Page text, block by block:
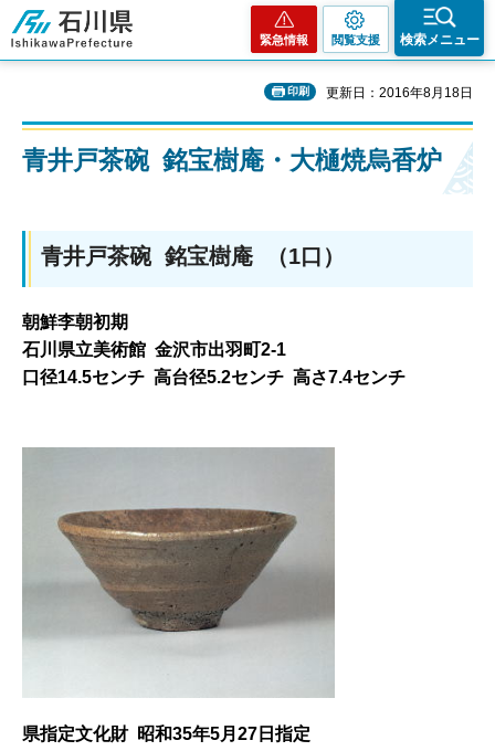
石川県
緊急情報 閲覧支援 検索メニュー
印刷 更新日：2016年8月18日
青井戸茶碗 銘宝樹庵・大樋焼烏香炉
青井戸茶碗 銘宝樹庵 （1口）
朝鮮李朝初期
石川県立美術館 金沢市出羽町2-1
口径14.5センチ 高台径5.2センチ 高さ7.4センチ
県指定文化財 昭和35年5月27日指定